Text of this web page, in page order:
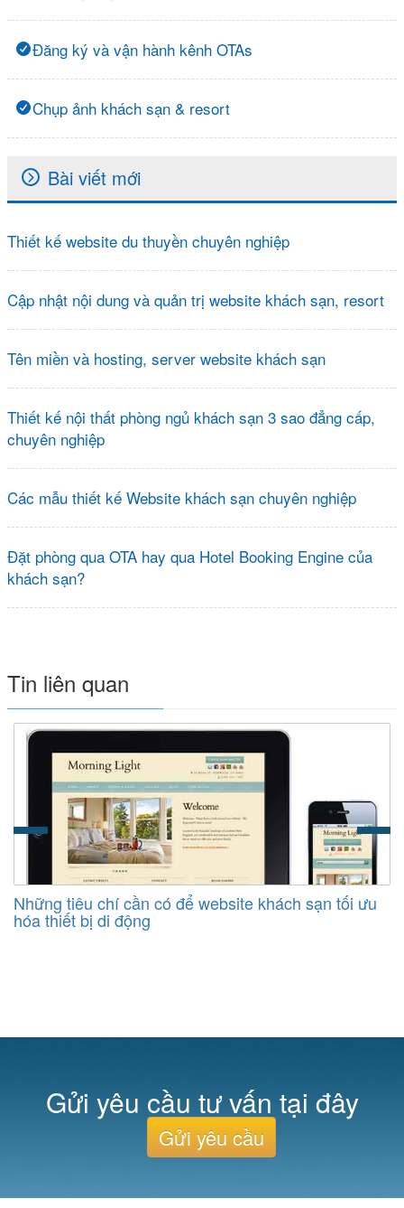
Đăng ký và vận hành kênh OTAs
Chụp ảnh khách sạn & resort
Bài viết mới
Thiết kế website du thuyền chuyên nghiệp
Cập nhật nội dung và quản trị website khách sạn, resort
Tên miền và hosting, server website khách sạn
Thiết kế nội thất phòng ngủ khách sạn 3 sao đẳng cấp,
chuyên nghiệp
Các mẫu thiết kế Website khách sạn chuyên nghiệp
Đặt phòng qua OTA hay qua Hotel Booking Engine của
khách sạn?
Tin liên quan
Những tiêu chí cần có để website khách sạn tối ưu
hóa thiết bị di động
Gửi yêu cầu tư vấn tại đây
Gửi yêu cầu